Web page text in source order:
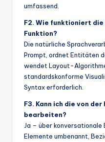
umfassend.
F2. Wie funktioniert
Funktion?
Die natürliche
Prompt, ordnet Entitäten
wendet Layout-
standardskonforme
Syntax erforderlich.
F3. Kann ich die von
bearbeiten?
Ja – über konversationale
Elemente umbenannt,